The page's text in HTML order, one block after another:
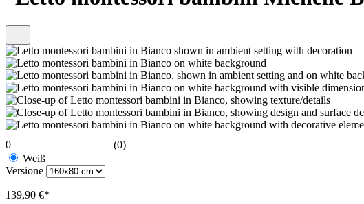
0
(0)
Weiß
Versione
139,90 €*